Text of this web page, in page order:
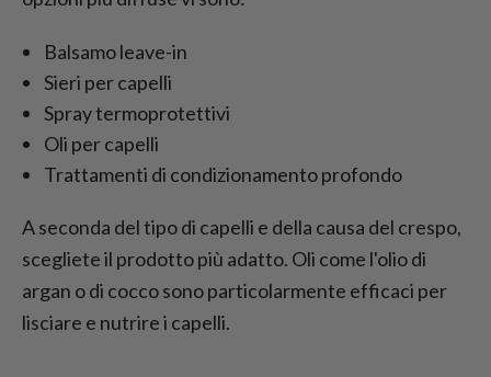
Balsamo leave-in
Sieri per capelli
Spray termoprotettivi
Oli per capelli
Trattamenti di condizionamento profondo
A seconda del tipo di capelli e della causa del crespo,
scegliete il prodotto più adatto. Oli come l'olio di
argan o di cocco sono particolarmente efficaci per
lisciare e nutrire i capelli.